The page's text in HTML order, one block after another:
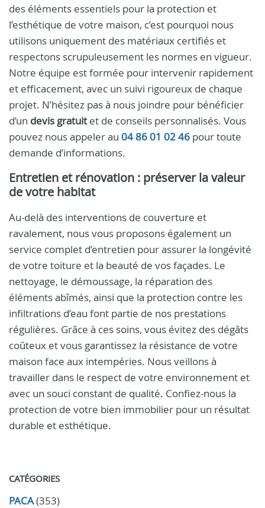
des éléments essentiels pour la protection et
l’esthétique de votre maison, c’est pourquoi nous
utilisons uniquement des matériaux certifiés et
respectons scrupuleusement les normes en vigueur.
Notre équipe est formée pour intervenir rapidement
et efficacement, avec un suivi rigoureux de chaque
projet. N’hésitez pas à nous joindre pour bénéficier
d’un devis gratuitet de conseils personnalisés. Vous
pouvez nous appeler au 04 86 01 02 46 pour toute
demande d’informations.
Entretien et rénovation : préserver la valeur
de votre habitat
Au-delà des interventions de couverture et
ravalement, nous vous proposons également un
service complet d’entretien pour assurer la longévité
de votre toiture et la beauté de vos façades. Le
nettoyage, le démoussage, la réparation des
éléments abîmés, ainsi que la protection contre les
infiltrations d’eau font partie de nos prestations
régulières. Grâce à ces soins, vous évitez des dégâts
coûteux et vous garantissez la résistance de votre
maison face aux intempéries. Nous veillons à
travailler dans le respect de votre environnement et
avec un souci constant de qualité. Confiez-nous la
protection de votre bien immobilier pour un résultat
durable et esthétique.
CATÉGORIES
PACA(353)